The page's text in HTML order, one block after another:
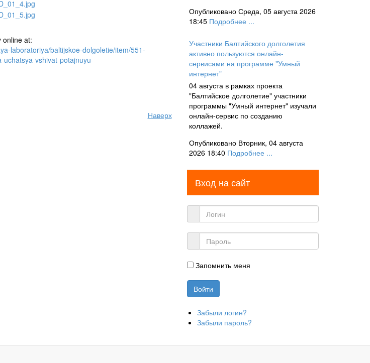
online at:
laboratoriya/baltijskoe-dolgoletie/item/551-
uchatsya-vshivat-potajnuyu-
Наверх
Опубликовано Среда, 05 августа 2026
18:45 Подробнее ...
Участники Балтийского долголетия
активно пользуются онлайн-
сервисами на программе "Умный
интернет"
04 августа в рамках проекта
"Балтийское долголетие" участники
программы "Умный интернет" изучали
онлайн-сервис по созданию
коллажей.
Опубликовано Вторник, 04 августа
2026 18:40 Подробнее ...
Вход на сайт
Запомнить меня
Забыли логин?
Забыли пароль?